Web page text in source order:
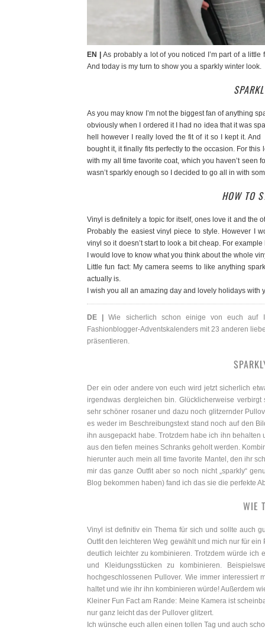
EN |As probably a lot of you noticed I’m part of a
And today is my turn to show you a sparkly winter look.
As you may know I’m not the biggest fan of anything
obviously when I ordered it I had no idea that it was
hell however I really loved the fit of it so I kept it.
bought it, it finally fits perfectly to the occasion. For
with my all time favorite coat, which you haven’t seen
wasn’t sparkly enough so I decided to go all in with
HOW TO
Vinyl is definitely a topic for itself, ones love it and the
Probably the easiest vinyl piece to style. However I
vinyl so it doesn’t start to look a bit cheap. For
I would love to know what you think about the whole
Little fun fact: My camera seems to like anything
actually is.
I wish you all an amazing day and lovely holidays with
DE |Wie sicherlich schon einige von euch auf
Fashionblogger-Adventskalenders mit 23 anderen
präsentieren.
Der ein oder andere von euch wird jetzt sicherlich
irgendwas dergleichen bin. Glücklicherweise
sehr schöner rosaner und dazu noch glitzernder
es weder im Beschreibungstext stand noch auf den
ihn ausgepackt habe. Trotzdem habe ich ihn
aus den tiefen meines Schranks geholt werden.
hierunter auch mein all time favorite Mantel, den ihr
mir das ganze Outfit aber so noch nicht „sparkly“
Blog bekommen haben) fand ich das sie die perfekte
WIE
Vinyl ist definitiv ein Thema für sich und sollte auch
Outfit den leichteren Weg gewählt und mich nur für
deutlich leichter zu kombinieren. Trotzdem würde ich
und Kleidungsstücken zu kombinieren.
hochgeschlossenen Pullover. Wie immer
haltet und wie ihr ihn kombinieren würde! Außerdem
Kleiner Fun Fact am Rande: Meine Kamera ist
nur ganz leicht das der Pullover glitzert.
Ich wünsche euch allen einen tollen Tag und auch